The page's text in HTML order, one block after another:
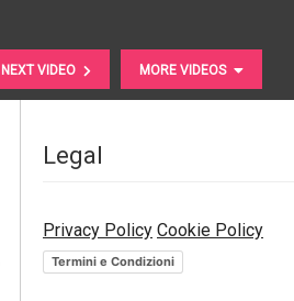
NEXT VIDEO MORE VIDEOS
Risparmio: investire in PIR
conviene? | Mercati Che Fare
Legal
Privacy Policy Cookie Policy
Termini e Condizioni